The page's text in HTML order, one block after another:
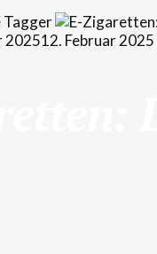
Tagger
202512. Februar 2025